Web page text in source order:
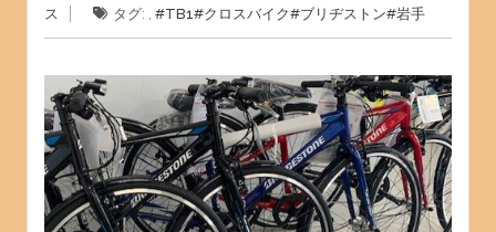
ス
タグ: , #TB1#クロスバイク#ブリヂストン#岩手